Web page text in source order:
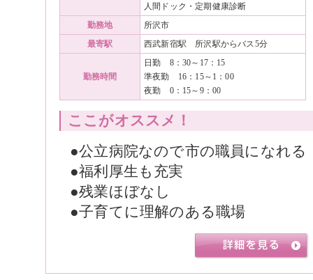
人間ドック・定期健康診断
勤務地
所沢市
最寄駅
西武新宿駅 所沢駅からバス5分
勤務時間
日勤 8：30～17：15
準夜勤 16：15～1：00
夜勤 0：15～9：00
ここがオススメ！
●公立病院なので市の職員になれる
●福利厚生も充実
●残業ほぼなし
●子育てに理解のある職場